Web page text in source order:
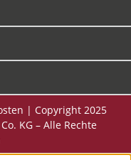
| Copyright 2025
KG – Alle Rechte